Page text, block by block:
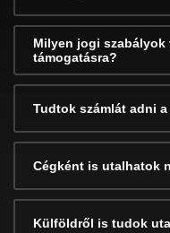
Milyen jogi
támogatásra?
Tudtok számlát adni
Cégként is utalhatok
Külföldről is tudok